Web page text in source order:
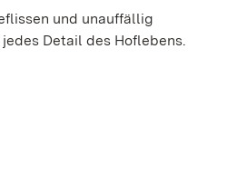
und unauffällig
Detail des Hoflebens.